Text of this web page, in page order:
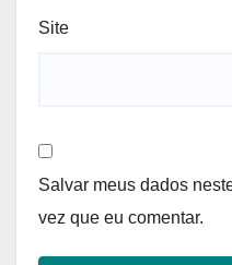
Site
Salvar meus dados
vez que eu comentar.